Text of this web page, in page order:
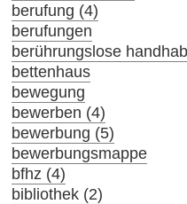
berufung (4)
berufungen
berührungslose
bettenhaus
bewegung
bewerben (4)
bewerbung (5)
bewerbungsmappe
bfhz (4)
bibliothek (2)